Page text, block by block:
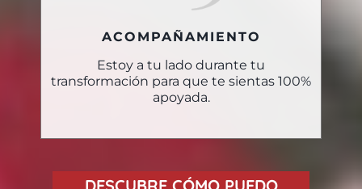
ACOMPAÑAMIENTO
Estoy a tu lado durante tu
transformación para que te sientas 100%
apoyada.